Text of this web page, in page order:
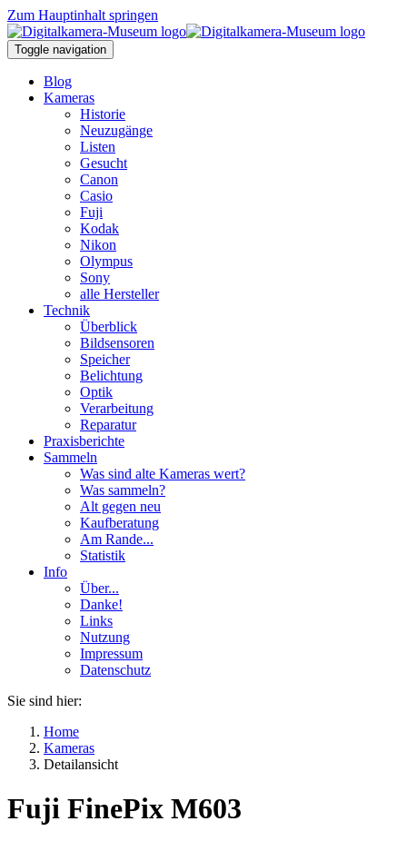
Zum Hauptinhalt springen
Toggle navigation
Blog
Kameras
Historie
Neuzugänge
Listen
Gesucht
Canon
Casio
Fuji
Kodak
Nikon
Olympus
Sony
alle Hersteller
Technik
Überblick
Bildsensoren
Speicher
Belichtung
Optik
Verarbeitung
Reparatur
Praxisberichte
Sammeln
Was sind alte Kameras wert?
Was sammeln?
Alt gegen neu
Kaufberatung
Am Rande...
Statistik
Info
Über...
Danke!
Links
Nutzung
Impressum
Datenschutz
Sie sind hier:
Home
Kameras
Detailansicht
Fuji FinePix M603